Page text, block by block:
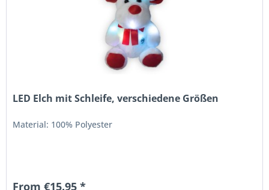
LED Elch mit Schleife, verschiedene Größen
Material: 100% Polyester
From €15.95 *